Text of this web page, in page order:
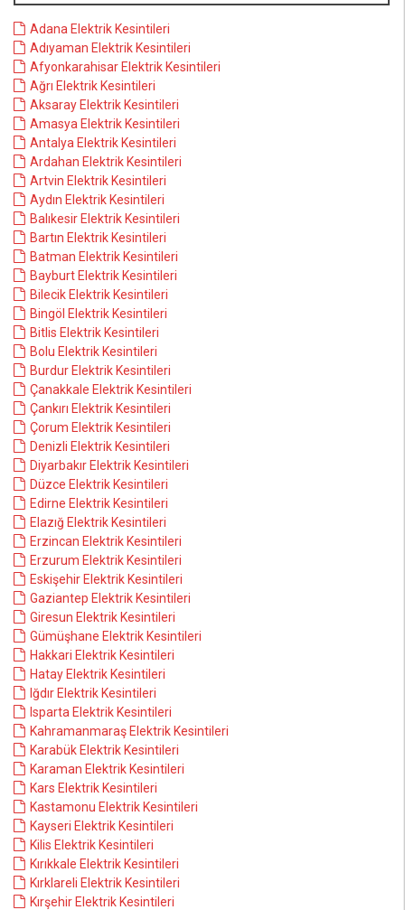
Adana Elektrik Kesintileri
Adıyaman Elektrik Kesintileri
Afyonkarahisar Elektrik Kesintileri
Ağrı Elektrik Kesintileri
Aksaray Elektrik Kesintileri
Amasya Elektrik Kesintileri
Antalya Elektrik Kesintileri
Ardahan Elektrik Kesintileri
Artvin Elektrik Kesintileri
Aydın Elektrik Kesintileri
Balıkesir Elektrik Kesintileri
Bartın Elektrik Kesintileri
Batman Elektrik Kesintileri
Bayburt Elektrik Kesintileri
Bilecik Elektrik Kesintileri
Bingöl Elektrik Kesintileri
Bitlis Elektrik Kesintileri
Bolu Elektrik Kesintileri
Burdur Elektrik Kesintileri
Çanakkale Elektrik Kesintileri
Çankırı Elektrik Kesintileri
Çorum Elektrik Kesintileri
Denizli Elektrik Kesintileri
Diyarbakır Elektrik Kesintileri
Düzce Elektrik Kesintileri
Edirne Elektrik Kesintileri
Elazığ Elektrik Kesintileri
Erzincan Elektrik Kesintileri
Erzurum Elektrik Kesintileri
Eskişehir Elektrik Kesintileri
Gaziantep Elektrik Kesintileri
Giresun Elektrik Kesintileri
Gümüşhane Elektrik Kesintileri
Hakkari Elektrik Kesintileri
Hatay Elektrik Kesintileri
Iğdır Elektrik Kesintileri
Isparta Elektrik Kesintileri
Kahramanmaraş Elektrik Kesintileri
Karabük Elektrik Kesintileri
Karaman Elektrik Kesintileri
Kars Elektrik Kesintileri
Kastamonu Elektrik Kesintileri
Kayseri Elektrik Kesintileri
Kilis Elektrik Kesintileri
Kırıkkale Elektrik Kesintileri
Kırklareli Elektrik Kesintileri
Kırşehir Elektrik Kesintileri